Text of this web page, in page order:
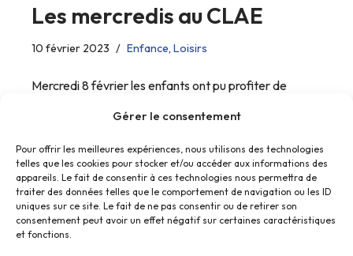
Gérer le consentement
Pour offrir les meilleures expériences, nous utilisons des technologies
telles que les cookies pour stocker et/ou accéder aux informations des
appareils. Le fait de consentir à ces technologies nous permettra de
traiter des données telles que le comportement de navigation ou les ID
uniques sur ce site. Le fait de ne pas consentir ou de retirer son
consentement peut avoir un effet négatif sur certaines caractéristiques
et fonctions.
Les mercredis au CLAE
10 février 2023 Enfance, Loisirs
Mercredi 8 février les enfants ont pu profiter de